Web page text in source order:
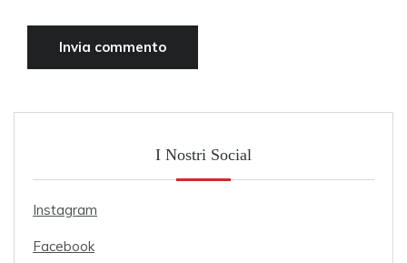
I Nostri Social
Instagram
Facebook